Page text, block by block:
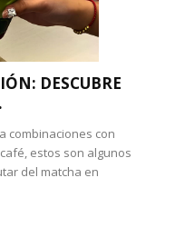
DESCUBRE
combinaciones con
estos son algunos
del matcha en